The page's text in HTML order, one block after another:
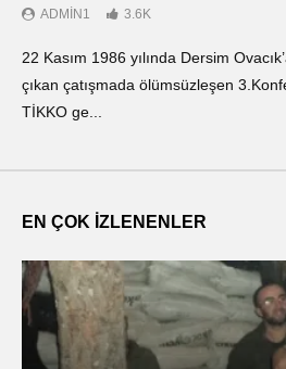
ADMIN1 3.6K
22 Kasım 1986 yılında Dersim
çıkan çatışmada ölümsüzleşen
TİKKO ge...
EN ÇOK İZLENENLER